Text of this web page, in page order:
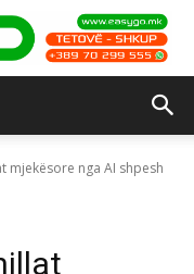
mjekësore nga AI shpesh